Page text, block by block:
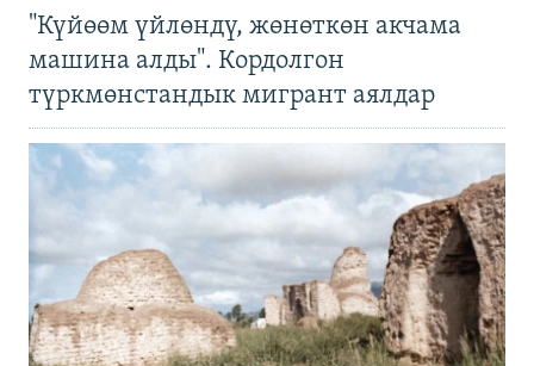
"Күйөөм үйлөндү, жөнөткөн акчама
машина алды". Кордолгон
түркмөнстандык мигрант аялдар